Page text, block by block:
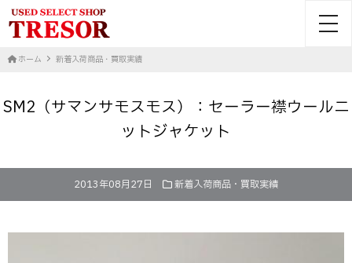
ホーム 新着入荷商品・買取実績
SM2（サマンサモスモス）：セーラー襟ウールニ
ットジャケット
2013年08月27日 新着入荷商品・買取実績